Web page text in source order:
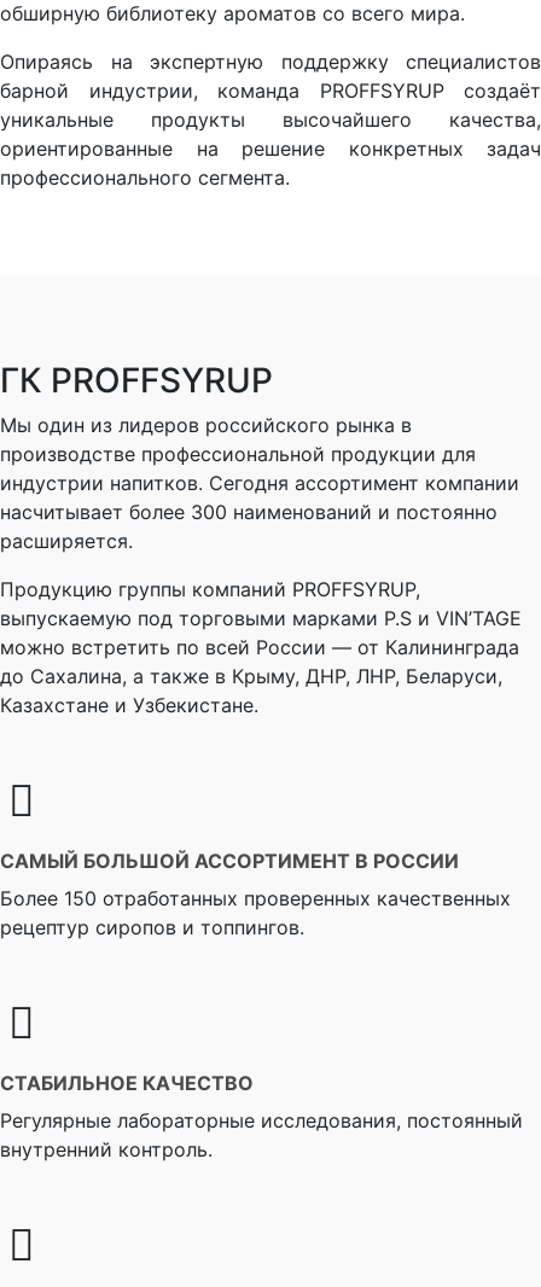
обширную библиотеку ароматов со всего мира.
Опираясь на экспертную поддержку специалистов
барной индустрии, команда PROFFSYRUP создаёт
уникальные продукты высочайшего качества,
ориентированные на решение конкретных задач
профессионального сегмента.
ГК PROFFSYRUP
Мы один из лидеров российского рынка в
производстве профессиональной продукции для
индустрии напитков. Сегодня ассортимент компании
насчитывает более 300 наименований и постоянно
расширяется.
Продукцию группы компаний PROFFSYRUP,
выпускаемую под торговыми марками P.S и VIN’TAGE
можно встретить по всей России — от Калининграда
до Сахалина, а также в Крыму, ДНР, ЛНР, Беларуси,
Казахстане и Узбекистане.
САМЫЙ БОЛЬШОЙ АССОРТИМЕНТ В РОССИИ
Более 150 отработанных проверенных качественных
рецептур сиропов и топпингов.
СТАБИЛЬНОЕ КАЧЕСТВО
Регулярные лабораторные исследования, постоянный
внутренний контроль.